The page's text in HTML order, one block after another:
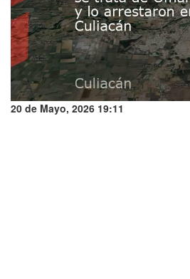
20 de Mayo, 2026 19:11